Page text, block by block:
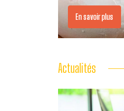
En savoir plus
Actualités